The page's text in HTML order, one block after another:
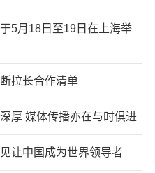
5月18日至19日在上海举
拉长合作清单
厚 媒体传播亦在与时俱进
让中国成为世界领导者